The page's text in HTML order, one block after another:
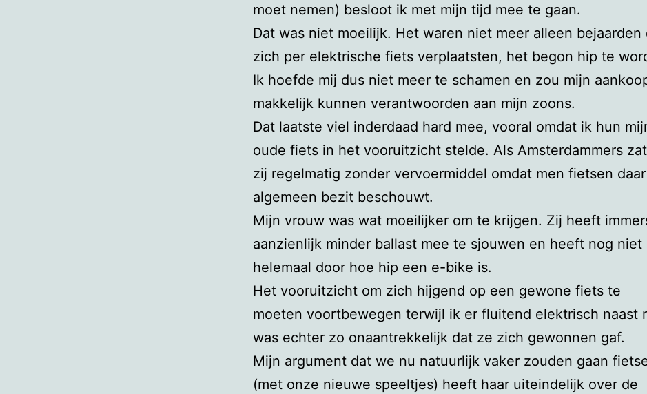
moet nemen) besloot ik met mijn tijd mee te gaan.
Dat was niet moeilijk. Het waren niet meer alleen bejaarden
zich per elektrische fiets verplaatsten, het begon hip te
Ik hoefde mij dus niet meer te schamen en zou mijn
makkelijk kunnen verantwoorden aan mijn zoons.
Dat laatste viel inderdaad hard mee, vooral omdat ik hun
oude fiets in het vooruitzicht stelde. Als Amsterdammers
zij regelmatig zonder vervoermiddel omdat men fietsen
algemeen bezit beschouwt.
Mijn vrouw was wat moeilijker om te krijgen. Zij heeft
aanzienlijk minder ballast mee te sjouwen en heeft nog niet
helemaal door hoe hip een e-bike is.
Het vooruitzicht om zich hijgend op een gewone fiets te
moeten voortbewegen terwijl ik er fluitend elektrisch naast
was echter zo onaantrekkelijk dat ze zich gewonnen gaf.
Mijn argument dat we nu natuurlijk vaker zouden gaan
(met onze nieuwe speeltjes) heeft haar uiteindelijk over de